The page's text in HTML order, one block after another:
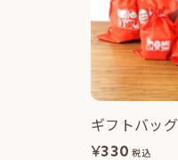
ギフトバッグ
¥330 税込